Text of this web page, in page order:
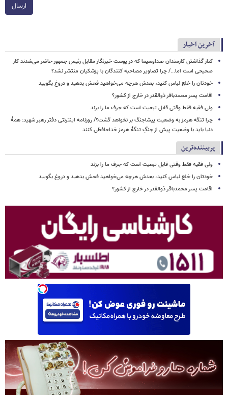
ارسال
آخرین اخبار
کنار گذاشتن کارمندان صداوسیما که در پوست خبرنگار مقابل رئیس جمهور حاضر می‌شدند کار
صحیحی است اما.../ چرا تصاویر مصاحبه کنندگان با پزشکیان منتشر نشد؟
خودتان را خلع لباس کنید، بعدش هرچه می‌خواهید فحش بدهید و دروغ بگویید
اقامت پسر محمدباقر ذوالقدر در خارج از کشور؟
ولی فقیه فقط وقتی قابل تبعیت است که جرف ما را بزند
چرا تنگه هرمز به وضعیت پیشاجنگ بر نخواهد گشت؟/ روزنامه اینترنتی دفتر رهبر شهید: همۀ
دنیا باید با وضعیت پیش از جنگِ تنگۀ هرمز خداحافظی کنند
پربیننده‌ترین
ولی فقیه فقط وقتی قابل تبعیت است که جرف ما را بزند
خودتان را خلع لباس کنید، بعدش هرچه می‌خواهید فحش بدهید و دروغ بگویید
اقامت پسر محمدباقر ذوالقدر در خارج از کشور؟